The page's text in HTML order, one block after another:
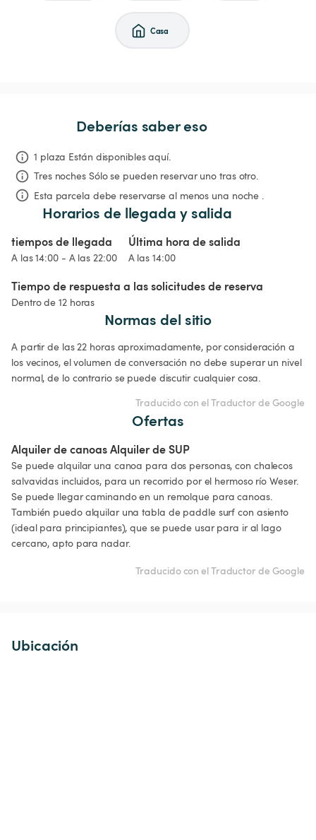
Casa
Deberías saber eso
1 plaza Están disponibles aquí.
Tres noches Sólo se pueden reservar uno tras otro.
Esta parcela debe reservarse al menos una noche .
Horarios de llegada y salida
tiempos de llegada
A las 14:00 - A las 22:00
Última hora de salida
A las 14:00
Tiempo de respuesta a las solicitudes de reserva
Dentro de 12 horas
Normas del sitio
A partir de las 22 horas aproximadamente, por consideración a
los vecinos, el volumen de conversación no debe superar un nivel
normal, de lo contrario se puede discutir cualquier cosa.
Traducido con el Traductor de Google
Ofertas
Alquiler de canoas Alquiler de SUP
Se puede alquilar una canoa para dos personas, con chalecos
salvavidas incluidos, para un recorrido por el hermoso río Weser.
Se puede llegar caminando en un remolque para canoas.
También puedo alquilar una tabla de paddle surf con asiento
(ideal para principiantes), que se puede usar para ir al lago
cercano, apto para nadar.
Traducido con el Traductor de Google
Ubicación